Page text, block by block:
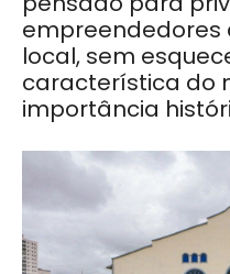
empreendedores
local, sem
característica do
importância